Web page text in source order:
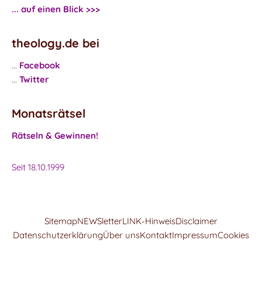
... auf einen Blick >>>
theology.de bei
... Facebook
... Twitter
Monatsrätsel
Rätseln & Gewinnen!
Seit 18.10.1999
SitemapNEWSletterLINK-HinweisDisclaimer
DatenschutzerklärungÜber unsKontaktImpressumCookies